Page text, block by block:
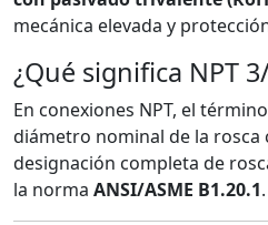
mecánica elevada y
¿Qué significa NPT
En conexiones NPT, el término
diámetro nominal de la rosca
designación completa de
la norma ANSI/ASME B1.20.1.